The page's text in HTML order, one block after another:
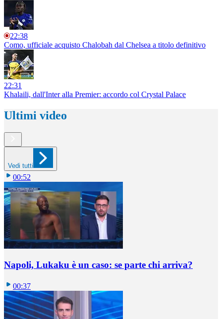
22:38
Como, ufficiale acquisto Chalobah dal Chelsea a titolo definitivo
22:31
Khalaili, dall'Inter alla Premier: accordo col Crystal Palace
Ultimi video
Vedi tutti
00:52
Napoli, Lukaku è un caso: se parte chi arriva?
00:37